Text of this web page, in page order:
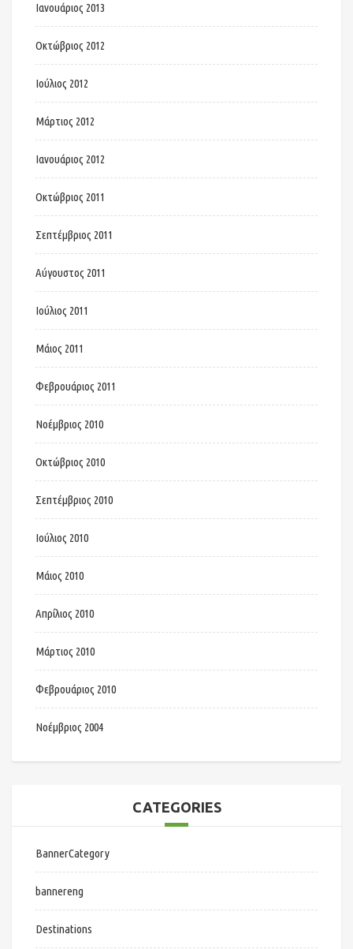
Ιανουάριος 2013
Οκτώβριος 2012
Ιούλιος 2012
Μάρτιος 2012
Ιανουάριος 2012
Οκτώβριος 2011
Σεπτέμβριος 2011
Αύγουστος 2011
Ιούλιος 2011
Μάιος 2011
Φεβρουάριος 2011
Νοέμβριος 2010
Οκτώβριος 2010
Σεπτέμβριος 2010
Ιούλιος 2010
Μάιος 2010
Απρίλιος 2010
Μάρτιος 2010
Φεβρουάριος 2010
Νοέμβριος 2004
CATEGORIES
BannerCategory
bannereng
Destinations